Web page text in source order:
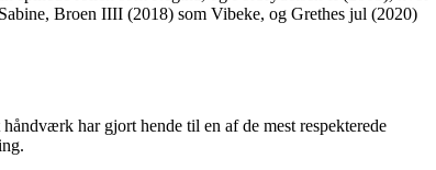
Broen IIII (2018) som Vibeke, og Grethes jul (2020)
har gjort hende til en af de mest respekterede